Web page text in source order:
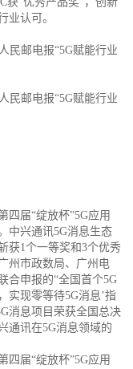
业认可。
民邮电报“5G赋能行业
民邮电报“5G赋能行业
四届“绽放杯”5G应用
中兴通讯5G消息生态
获1个一等奖和3个优秀
州市政数局、广州电
合申报的“全国首个5G
实现零等待5G消息’指
消息项目荣获全国总决
通讯在5G消息领域的
四届“绽放杯”5G应用